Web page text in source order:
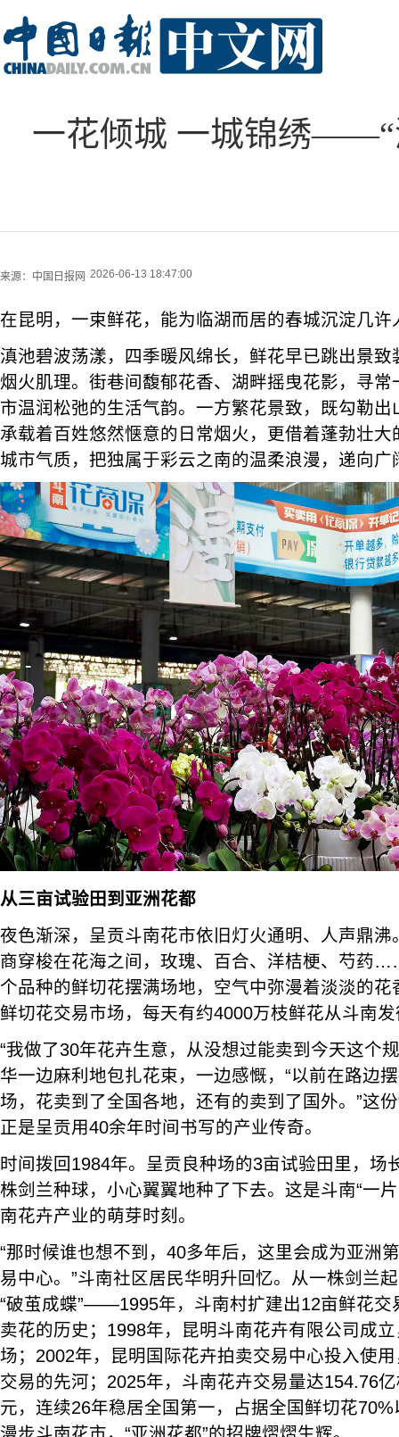
一花倾城 一城锦绣——“
来源： 中国日报网 2026-06-13 18:47:00
在昆明，一束鲜花，能为临湖而居的春城沉淀几许
滇池碧波荡漾，四季暖风绵长，鲜花早已跳出景
烟火肌理。街巷间馥郁花香、湖畔摇曳花影，寻
市温润松弛的生活气韵。一方繁花景致，既勾勒
承载着百姓悠然惬意的日常烟火，更借着蓬勃壮
城市气质，把独属于彩云之南的温柔浪漫，递向广
从三亩试验田到亚洲花都
夜色渐深，呈贡斗南花市依旧灯火通明、人声鼎
商穿梭在花海之间，玫瑰、百合、洋桔梗、芍药
个品种的鲜切花摆满场地，空气中弥漫着淡淡的
鲜切花交易市场，每天有约4000万枝鲜花从斗南
“我做了30年花卉生意，从没想过能卖到今天这个
华一边麻利地包扎花束，一边感慨，“以前在路边
场，花卖到了全国各地，还有的卖到了国外。”这
正是呈贡用40余年时间书写的产业传奇。
时间拨回1984年。呈贡良种场的3亩试验田里，场
株剑兰种球，小心翼翼地种了下去。这是斗南“一
南花卉产业的萌芽时刻。
“那时候谁也想不到，40多年后，这里会成为亚洲
易中心。”斗南社区居民华明升回忆。从一株剑兰
“破茧成蝶”——1995年，斗南村扩建出12亩鲜花交
卖花的历史；1998年，昆明斗南花卉有限公司成
场；2002年，昆明国际花卉拍卖交易中心投入使
交易的先河；2025年，斗南花卉交易量达154.76
元，连续26年稳居全国第一，占据全国鲜切花